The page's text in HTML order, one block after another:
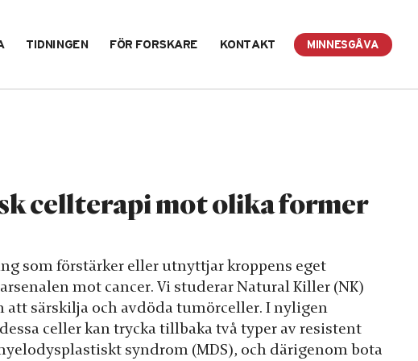
TIDNINGEN FÖR FORSKARE KONTAKT MINNESGÅVA
cellterapi mot olika former
som förstärker eller utnyttjar kroppens eget
mot cancer. Vi studerar Natural Killer (NK)
särskilja och avdöda tumörceller. I nyligen
celler kan trycka tillbaka två typer av resistent
syndrom (MDS), och därigenom bota